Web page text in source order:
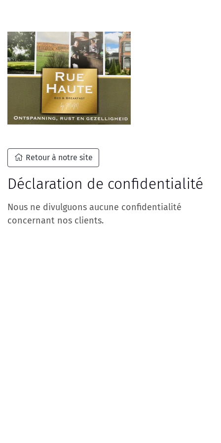
Retour à notre site
Déclaration de confidentialité
Nous ne divulguons aucune confidentialité
concernant nos clients.